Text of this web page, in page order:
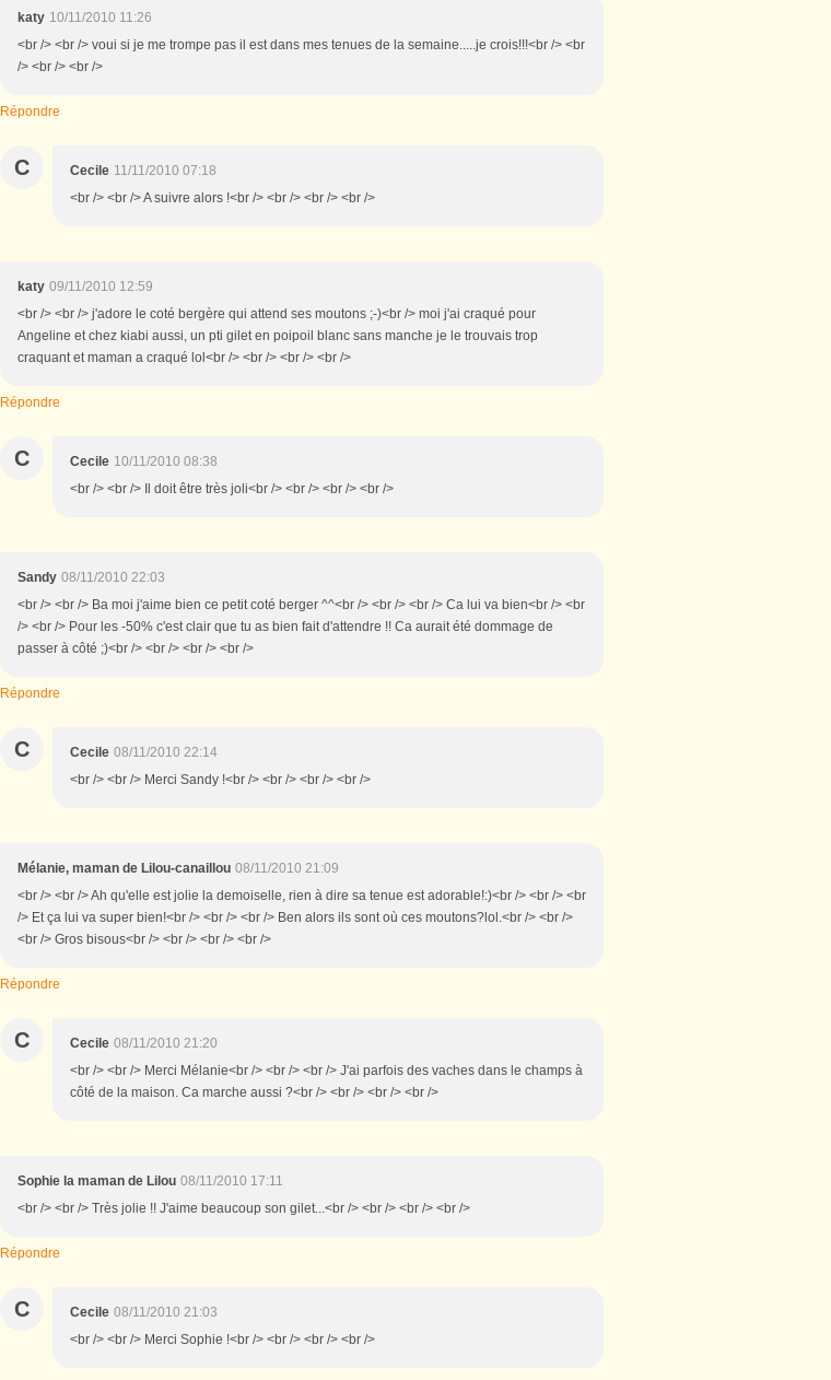
katy 10/11/2010 11:26
<br /> <br /> voui si je me trompe pas il est dans mes tenues de la semaine.....je crois!!!<br /> <br
/> <br /> <br />
Répondre
C Cecile 11/11/2010 07:18
<br /> <br /> A suivre alors !<br /> <br /> <br /> <br />
katy 09/11/2010 12:59
<br /> <br /> j'adore le coté bergère qui attend ses moutons ;-)<br /> moi j'ai craqué pour
Angeline et chez kiabi aussi, un pti gilet en poipoil blanc sans manche je le trouvais trop
craquant et maman a craqué lol<br /> <br /> <br /> <br />
Répondre
C Cecile 10/11/2010 08:38
<br /> <br /> Il doit être très joli<br /> <br /> <br /> <br />
Sandy 08/11/2010 22:03
<br /> <br /> Ba moi j'aime bien ce petit coté berger ^^<br /> <br /> <br /> Ca lui va bien<br /> <br
/> <br /> Pour les -50% c'est clair que tu as bien fait d'attendre !! Ca aurait été dommage de
passer à côté ;)<br /> <br /> <br /> <br />
Répondre
C Cecile 08/11/2010 22:14
<br /> <br /> Merci Sandy !<br /> <br /> <br /> <br />
Mélanie, maman de Lilou-canaillou 08/11/2010 21:09
<br /> <br /> Ah qu'elle est jolie la demoiselle, rien à dire sa tenue est adorable!:)<br /> <br /> <br
/> Et ça lui va super bien!<br /> <br /> <br /> Ben alors ils sont où ces moutons?lol.<br /> <br />
<br /> Gros bisous<br /> <br /> <br /> <br />
Répondre
C Cecile 08/11/2010 21:20
<br /> <br /> Merci Mélanie<br /> <br /> <br /> J'ai parfois des vaches dans le champs à
côté de la maison. Ca marche aussi ?<br /> <br /> <br /> <br />
Sophie la maman de Lilou 08/11/2010 17:11
<br /> <br /> Très jolie !! J'aime beaucoup son gilet...<br /> <br /> <br /> <br />
Répondre
C Cecile 08/11/2010 21:03
<br /> <br /> Merci Sophie !<br /> <br /> <br /> <br />